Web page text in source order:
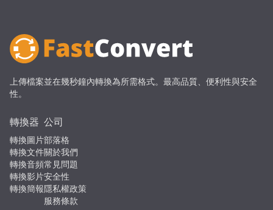
上傳檔案並在幾秒鐘內轉換為所需格式。最高品質、便利性與安全
性。
轉換器
轉換圖片
轉換文件
轉換音頻
轉換影片
轉換簡報
公司
部落格
關於我們
常見問題
安全性
隱私權政策
服務條款